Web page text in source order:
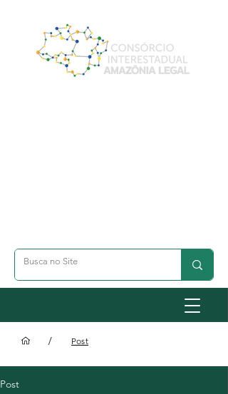
/ Post
Post